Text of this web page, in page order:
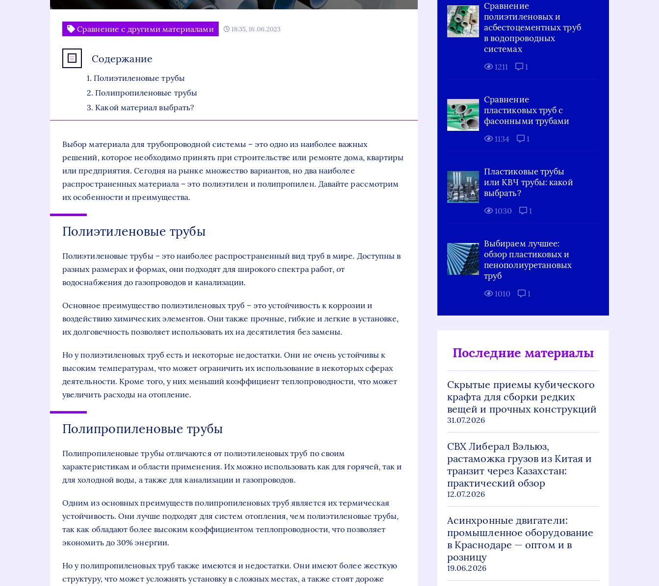
Сравнение с другими материалами 18:35, 16.06.2023
Содержание
Полиэтиленовые трубы
Полипропиленовые трубы
Какой материал выбрать?
Выбор материала для трубопроводной системы – это одно из наиболее важных
решений, которое необходимо принять при строительстве или ремонте дома, квартиры
или предприятия. Сегодня на рынке множество вариантов, но два наиболее
распространенных материала – это полиэтилен и полипропилен. Давайте рассмотрим
их особенности и преимущества.
Полиэтиленовые трубы
Полиэтиленовые трубы – это наиболее распространенный вид труб в мире. Доступны в
разных размерах и формах, они подходят для широкого спектра работ, от
водоснабжения до газопроводов и канализации.
Основное преимущество полиэтиленовых труб – это устойчивость к коррозии и
воздействию химических элементов. Они также прочные, гибкие и легкие в установке,
их долговечность позволяет использовать их на десятилетия без замены.
Но у полиэтиленовых труб есть и некоторые недостатки. Они не очень устойчивы к
высоким температурам, что может ограничить их использование в некоторых сферах
деятельности. Кроме того, у них меньший коэффициент теплопроводности, что может
увеличить расходы на отопление.
Полипропиленовые трубы
Полипропиленовые трубы отличаются от полиэтиленовых труб по своим
характеристикам и области применения. Их можно использовать как для горячей, так и
для холодной воды, а также для канализации и газопроводов.
Одним из основных преимуществ полипропиленовых труб является их термическая
устойчивость. Они лучше подходят для систем отопления, чем полиэтиленовые трубы,
так как обладают более высоким коэффициентом теплопроводности, что позволяет
экономить до 30% энергии.
Но у полипропиленовых труб также имеются и недостатки. Они имеют более жесткую
структуру, что может усложнять установку в сложных местах, а также стоят дороже
Сравнение
полиэтиленовых и
асбестоцементных труб
в водопроводных
системах
1211 1
Сравнение
пластиковых труб с
фасонными трубами
1134 1
Пластиковые трубы
или КВЧ трубы: какой
выбрать?
1030 1
Выбираем лучшее:
обзор пластиковых и
пенополиуретановых
труб
1010 1
Последние материалы
Скрытые приемы кубического
крафта для сборки редких
вещей и прочных конструкций
31.07.2026
СВХ Либерал Вэльюз,
растаможка грузов из Китая и
транзит через Казахстан:
практический обзор
12.07.2026
Асинхронные двигатели:
промышленное оборудование
в Краснодаре — оптом и в
розницу
19.06.2026